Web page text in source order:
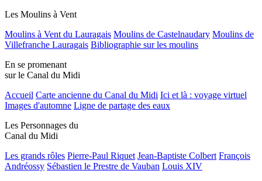
Les Moulins à Vent
Moulins à Vent du Lauragais Moulins de Castelnaudary Moulins de
Villefranche Lauragais Bibliographie sur les moulins
En se promenant
sur le Canal du Midi
Accueil Carte ancienne du Canal du Midi Ici et là : voyage virtuel
Images d'automne Ligne de partage des eaux
Les Personnages du
Canal du Midi
Les grands rôles Pierre-Paul Riquet Jean-Baptiste Colbert François
Andréossy Sébastien le Prestre de Vauban Louis XIV